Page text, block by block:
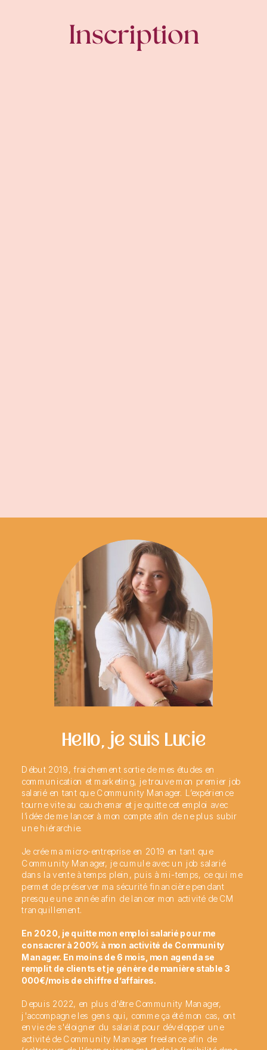
Inscription
Hello, je suis Lucie
Début 2019, fraichement sortie de mes études en
communication et marketing, je trouve mon premier job
salarié en tant que Community Manager. L’expérience
tourne vite au cauchemar et je quitte cet emploi avec
l’idée de me lancer à mon compte afin de ne plus subir
une hiérarchie.
Je crée ma micro-entreprise en 2019 en tant que
Community Manager, je cumule avec un job salarié
dans la vente à temps plein, puis à mi-temps, ce qui me
permet de préserver ma sécurité financière pendant
presque une année afin de lancer mon activité de CM
tranquillement.
En 2020, je quitte mon emploi salarié pour me
consacrer à 200% à mon activité de Community
Manager. En moins de 6 mois, mon agenda se
remplit de clients et je génère de manière stable 3
000€/mois de chiffre d’affaires.
Depuis 2022, en plus d'être Community Manager,
j'accompagne les gens qui, comme ça été mon cas, ont
envie de s'éloigner du salariat pour développer une
activité de Community Manager freelance afin de